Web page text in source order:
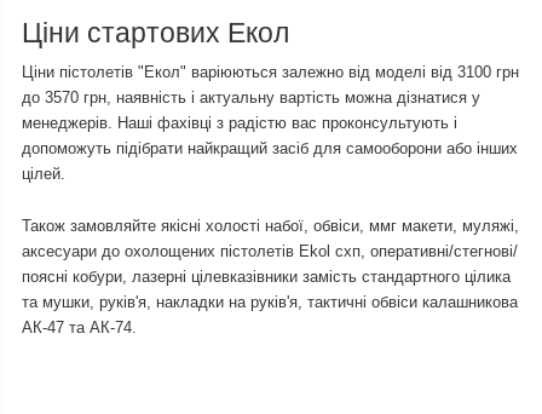
Ціни стартових Екол
Ціни пістолетів "Екол" варіюються залежно від моделі від 3100 грн
до 3570 грн, наявність і актуальну вартість можна дізнатися у
менеджерів. Наші фахівці з радістю вас проконсультують і
допоможуть підібрати найкращий засіб для самооборони або інших
цілей.
Також замовляйте якісні холості набої, обвіси, ммг макети, муляжі,
аксесуари до охолощених пістолетів Ekol схп, оперативні/стегнові/
поясні кобури, лазерні цілевказівники замість стандартного цілика
та мушки, руків'я, накладки на руків'я, тактичні обвіси калашникова
АК-47 та АК-74.